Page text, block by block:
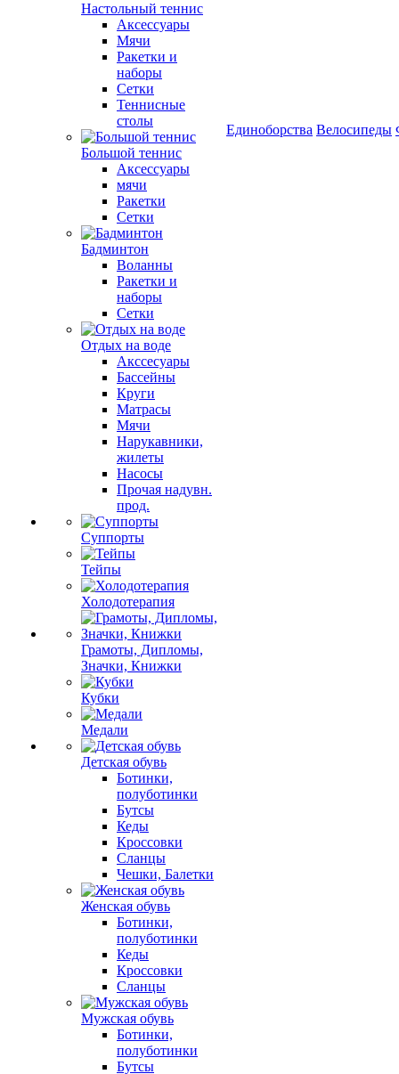
Настольный теннис
Аксессуары
Мячи
Ракетки и
наборы
Сетки
Теннисные
столы
Большой теннис
Аксессуары
мячи
Ракетки
Сетки
Бадминтон
Воланны
Ракетки и
наборы
Сетки
Отдых на воде
Акссесуары
Бассейны
Круги
Матрасы
Мячи
Нарукавники,
жилеты
Насосы
Прочая надувн.
прод.
Суппорты
Тейпы
Холодотерапия
Грамоты, Дипломы,
Значки, Книжки
Кубки
Медали
Детская обувь
Ботинки,
полуботинки
Бутсы
Кеды
Кроссовки
Сланцы
Чешки, Балетки
Женская обувь
Ботинки,
полуботинки
Кеды
Кроссовки
Сланцы
Мужская обувь
Ботинки,
полуботинки
Бутсы
Единоборства Велосипеды